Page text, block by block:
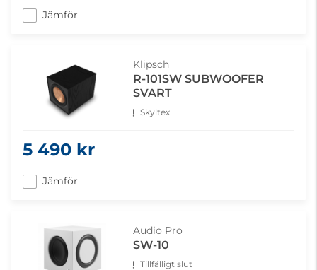
Jämför
Klipsch
R-101SW SUBWOOFER
SVART
Skyltex
5 490 kr
Jämför
Audio Pro
SW-10
Tillfälligt slut